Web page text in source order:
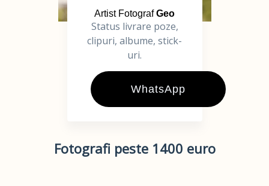
Artist FotografGeo
Status livrare poze,
clipuri, albume, stick-
uri.
WhatsApp
Fotografi peste 1400 euro